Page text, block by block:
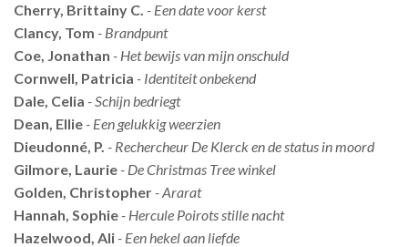
Cherry, Brittainy C. - Een date voor kerst
Clancy, Tom - Brandpunt
Coe, Jonathan - Het bewijs van mijn onschuld
Cornwell, Patricia - Identiteit onbekend
Dale, Celia - Schijn bedriegt
Dean, Ellie - Een gelukkig weerzien
Dieudonné, P. - Rechercheur De Klerck en de status in moord
Gilmore, Laurie - De Christmas Tree winkel
Golden, Christopher - Ararat
Hannah, Sophie - Hercule Poirots stille nacht
Hazelwood, Ali - Een hekel aan liefde